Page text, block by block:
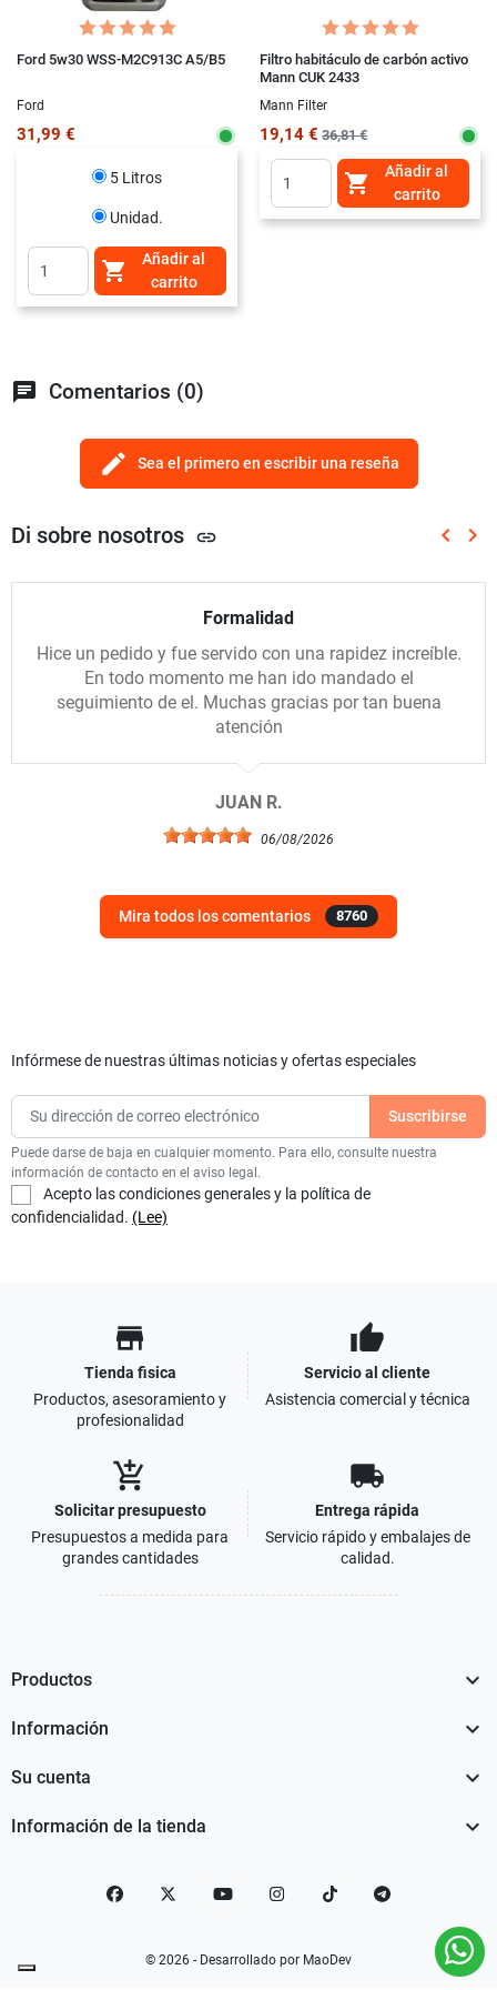
Ford 5w30 WSS-M2C913C A5/B5
Ford
31,99 €
5 Litros
Unidad.

Añadir al
carrito
Filtro habitáculo de carbón activo
Mann CUK 2433
Mann Filter
19,14 € 36,81 €

Añadir al
carrito
chat Comentarios (0)
edit Sea el primero en escribir una reseña
Di sobre nosotros link keyboard_arrow_left keyboard_arrow_right
Formalidad
Hice un pedido y fue servido con una rapidez increíble.
En todo momento me han ido mandado el
seguimiento de el. Muchas gracias por tan buena
atención
JUAN R.
06/08/2026
Mira todos los comentarios 8760
Infórmese de nuestras últimas noticias y ofertas especiales
Puede darse de baja en cualquier momento. Para ello, consulte nuestra
información de contacto en el aviso legal.
Acepto las condiciones generales y la política de
confidencialidad. (Lee)
store
Tienda fisica
Productos, asesoramiento y
profesionalidad
thumb_up
Servicio al cliente
Asistencia comercial y técnica
add_shopping_cart
Solicitar presupuesto
Presupuestos a medida para
grandes cantidades
local_shipping
Entrega rápida
Servicio rápido y embalajes de
calidad.
Productos 
Información 
Su cuenta 
Información de la tienda 
© 2026 - Desarrollado por MaoDev